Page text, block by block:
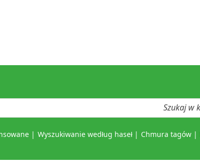
Wyszukiwanie według haseł Chmura tagów